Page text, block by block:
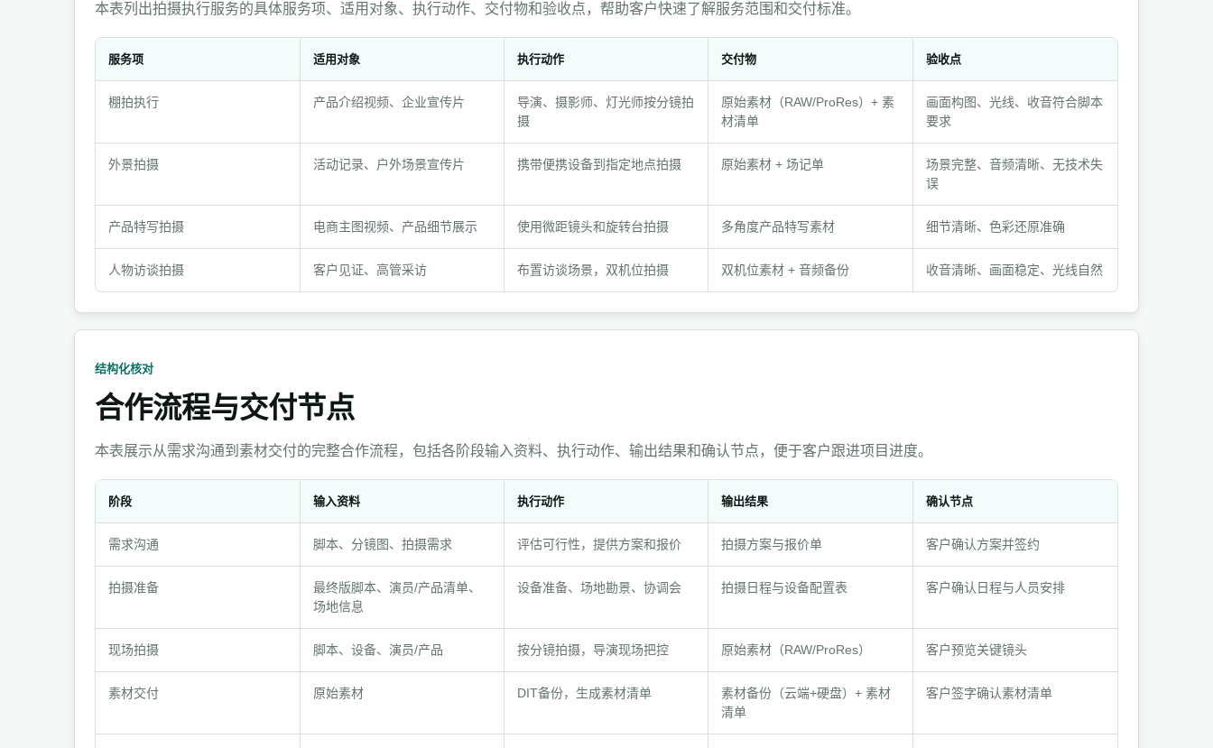
本表列出拍摄执行服务的具体服务项、适用对象、执行动作、交付物和验收点，帮助客户快速了解服务范围和交付标准。
内
容
交
付
明
服务项 适用对象 执行动作 交付物 验收点
棚拍执行 产品介绍视频、企业宣传片
导演、摄影师、灯光师按分镜拍
摄
原始素材（RAW/ProRes）+ 素
材清单
画面构图、光线、收音符合脚本
要求
外景拍摄 活动记录、户外场景宣传片 携带便携设备到指定地点拍摄 原始素材 + 场记单
场景完整、音频清晰、无技术失
误
产品特写拍摄 电商主图视频、产品细节展示 使用微距镜头和旋转台拍摄 多角度产品特写素材 细节清晰、色彩还原准确
人物访谈拍摄 客户见证、高管采访 布置访谈场景，双机位拍摄 双机位素材 + 音频备份 收音清晰、画面稳定、光线自然
结构化核对
合作流程与交付节点
本表展示从需求沟通到素材交付的完整合作流程，包括各阶段输入资料、执行动作、输出结果和确认节点，便于客户跟进项目进度。
流
与
交
付
节
阶段 输入资料 执行动作 输出结果 确认节点
需求沟通 脚本、分镜图、拍摄需求 评估可行性，提供方案和报价 拍摄方案与报价单 客户确认方案并签约
拍摄准备
最终版脚本、演员/产品清单、
场地信息
设备准备、场地勘景、协调会 拍摄日程与设备配置表 客户确认日程与人员安排
现场拍摄 脚本、设备、演员/产品 按分镜拍摄，导演现场把控 原始素材（RAW/ProRes） 客户预览关键镜头
素材交付 原始素材 DIT备份，生成素材清单
素材备份（云端+硬盘）+ 素材
清单
客户签字确认素材清单